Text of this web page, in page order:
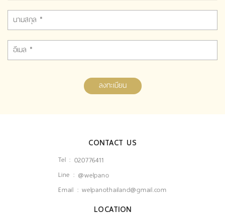
ลงทะเบียน
CONTACT US
Tel : 020776411
Line : @welpano
Email :welpanothailand@gmail.com
LOCATION